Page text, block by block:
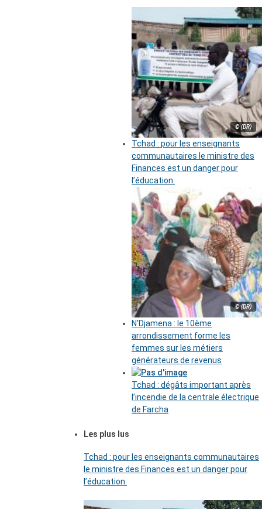
© (DR)
Tchad : pour les enseignants
communautaires le ministre des
Finances est un danger pour
l’éducation.
© (DR)
N’Djamena : le 10ème
arrondissement forme les
femmes sur les métiers
générateurs de revenus
Tchad : dégâts important après
l’incendie de la centrale électrique
de Farcha
Les plus lus
Tchad : pour les enseignants communautaires
le ministre des Finances est un danger pour
l’éducation.